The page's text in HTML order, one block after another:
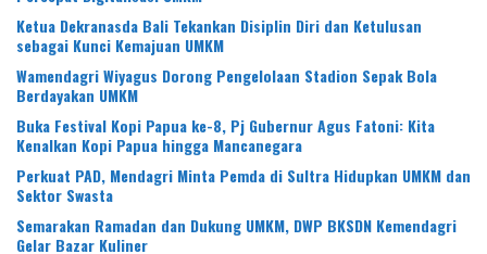
Ketua Dekranasda Bali Tekankan Disiplin Diri dan Ketulusan
sebagai Kunci Kemajuan UMKM
Wamendagri Wiyagus Dorong Pengelolaan Stadion Sepak Bola
Berdayakan UMKM
Buka Festival Kopi Papua ke-8, Pj Gubernur Agus Fatoni: Kita
Kenalkan Kopi Papua hingga Mancanegara
Perkuat PAD, Mendagri Minta Pemda di Sultra Hidupkan UMKM dan
Sektor Swasta
Semarakan Ramadan dan Dukung UMKM, DWP BKSDN Kemendagri
Gelar Bazar Kuliner